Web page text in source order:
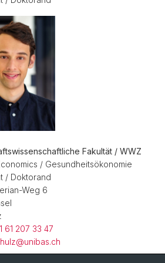
Fakultät / WWZ
/ Gesundheitsökonomie
/ Doktorand
Weg 6
61 207 33 47